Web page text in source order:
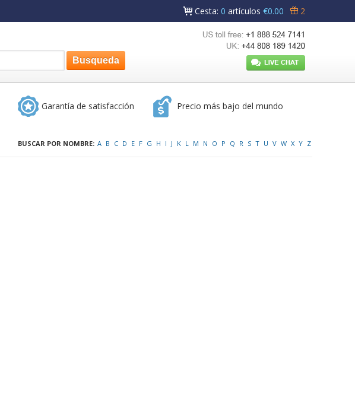
Cesta: 0 artículos €0.00 2
Garantía de satisfacción Precio más bajo del mundo
BUSCAR POR NOMBRE: A B C D E F G H I J K L M N O P Q R S T U V W X Y Z